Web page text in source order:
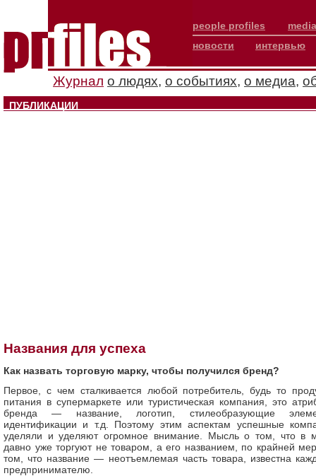
people profiles
новости
интервью
Журнал о людях, о событиях, о медиа,
ПУБЛИКАЦИИ
Названия для успеха
Как назвать торговую марку, чтобы получился бренд?
Первое, с чем сталкивается любой потребитель, будь то
питания в супермаркете или туристическая компания, это
бренда — название, логотип, стилеобразующие
идентификации и т.д. Поэтому этим аспектам успешные
уделяли и уделяют огромное внимание. Мысль о том, что в
давно уже торгуют не товаром, а его названием, по крайней
том, что название — неотъемлемая часть товара, известна
предпринимателю.